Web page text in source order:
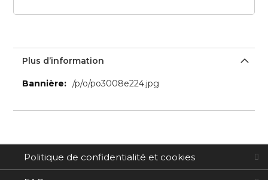
Plus d’information
Plus
/p/o/po3008e224.jpg
Politique de confidentialité et cookies